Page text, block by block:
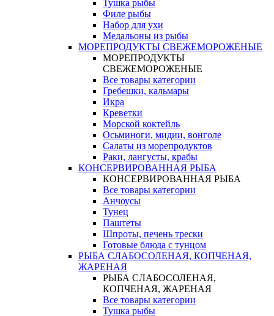
Тушка рыбы
Филе рыбы
Набор для ухи
Медальоны из рыбы
МОРЕПРОДУКТЫ СВЕЖЕМОРОЖЕНЫЕ
МОРЕПРОДУКТЫ
СВЕЖЕМОРОЖЕНЫЕ
Все товары категории
Гребешки, кальмары
Икра
Креветки
Морской коктейль
Осьминоги, мидии, вонголе
Салаты из морепродуктов
Раки, лангусты, крабы
КОНСЕРВИРОВАННАЯ РЫБА
КОНСЕРВИРОВАННАЯ РЫБА
Все товары категории
Анчоусы
Тунец
Паштеты
Шпроты, печень трески
Готовые блюда с тунцом
РЫБА СЛАБОСОЛЕНАЯ, КОПЧЕНАЯ,
ЖАРЕНАЯ
РЫБА СЛАБОСОЛЕНАЯ,
КОПЧЕНАЯ, ЖАРЕНАЯ
Все товары категории
Тушка рыбы